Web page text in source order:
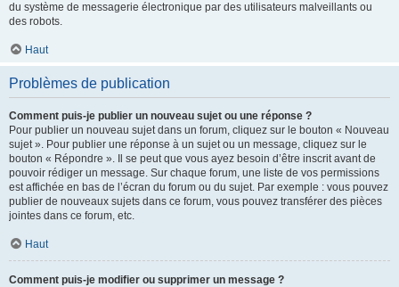
du système de messagerie électronique par des utilisateurs malveillants ou
des robots.
Haut
Problèmes de publication
Comment puis-je publier un nouveau sujet ou une réponse ?
Pour publier un nouveau sujet dans un forum, cliquez sur le bouton « Nouveau
sujet ». Pour publier une réponse à un sujet ou un message, cliquez sur le
bouton « Répondre ». Il se peut que vous ayez besoin d’être inscrit avant de
pouvoir rédiger un message. Sur chaque forum, une liste de vos permissions
est affichée en bas de l’écran du forum ou du sujet. Par exemple : vous pouvez
publier de nouveaux sujets dans ce forum, vous pouvez transférer des pièces
jointes dans ce forum, etc.
Haut
Comment puis-je modifier ou supprimer un message ?